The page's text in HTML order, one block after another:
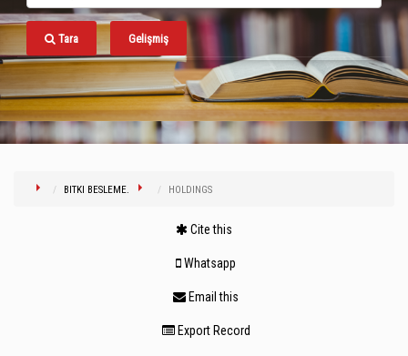
Tara Gelişmiş
BITKI BESLEME. HOLDINGS
Cite this
Whatsapp
Email this
Export Record